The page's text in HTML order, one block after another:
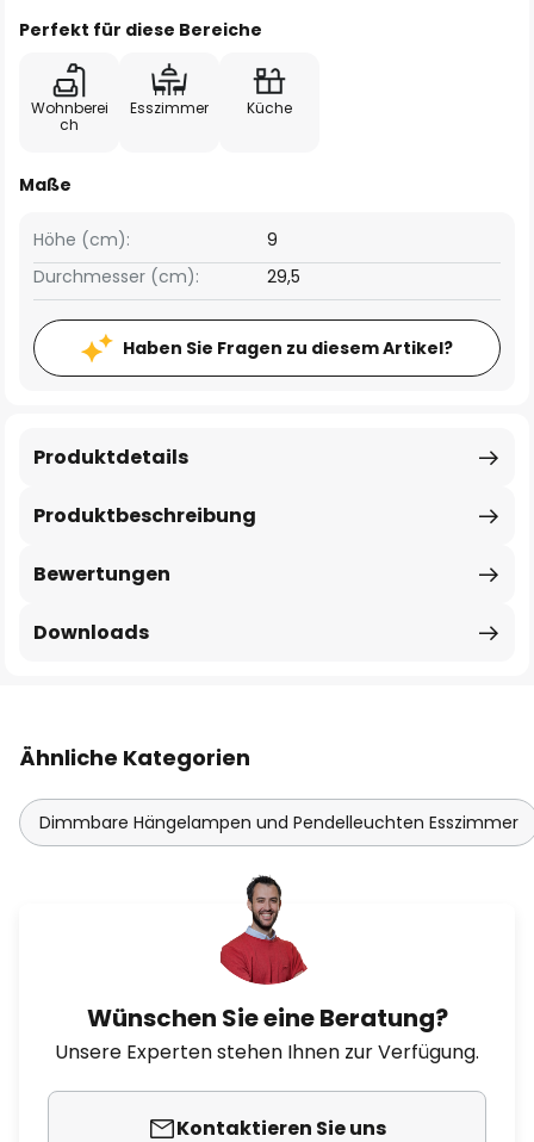
Perfekt für diese Bereiche
Wohnberei
ch
Esszimmer Küche
Maße
Höhe (cm):
9
Durchmesser (cm):
29,5
Haben Sie Fragen zu diesem Artikel?
Produktbeschreibung
Produktdetails
Bewertungen
Downloads
Ähnliche Kategorien
Dimmbare Hängelampen und Pendelleuchten Esszimmer
Wünschen Sie eine Beratung?
Unsere Experten stehen Ihnen zur Verfügung.
Kontaktieren Sie uns